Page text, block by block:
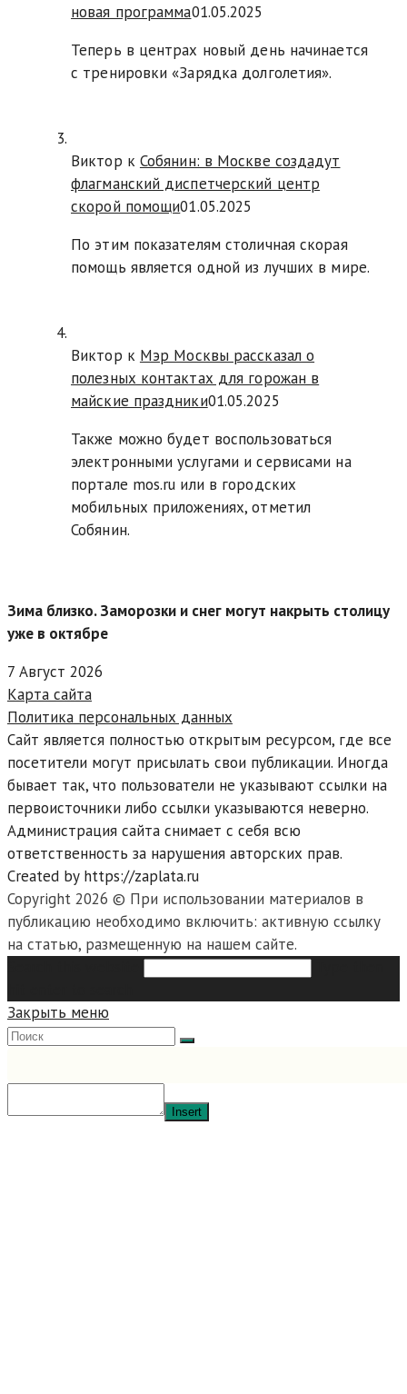
новая программа01.05.2025
Теперь в центрах новый день начинается
с тренировки «Зарядка долголетия».
Виктор к Собянин: в Москве создадут
флагманский диспетчерский центр
скорой помощи01.05.2025
По этим показателям столичная скорая
помощь является одной из лучших в мире.
Виктор к Мэр Москвы рассказал о
полезных контактах для горожан в
майские праздники01.05.2025
Также можно будет воспользоваться
электронными услугами и сервисами на
портале mos.ru или в городских
мобильных приложениях, отметил
Собянин.
Зима близко. Заморозки и снег могут накрыть столицу
уже в октябре
7 Август 2026
Карта сайта
Политика персональных данных
Сайт является полностью открытым ресурсом, где все
посетители могут присылать свои публикации. Иногда
бывает так, что пользователи не указывают ссылки на
первоисточники либо ссылки указываются неверно.
Администрация сайта снимает с себя всю
ответственность за нарушения авторских прав.
Created by https://zaplata.ru
Copyright 2026 © При использовании материалов в
публикацию необходимо включить: активную ссылку
на статью, размещенную на нашем сайте.
Закрыть меню
Insert